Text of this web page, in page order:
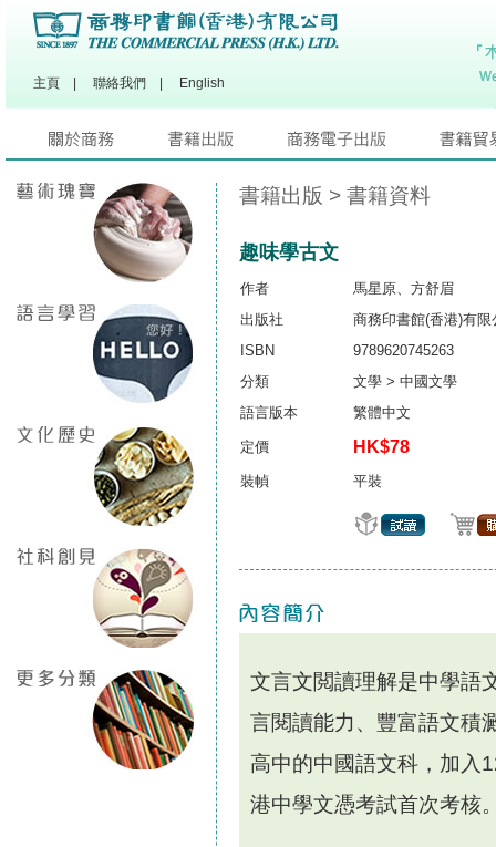
主頁 聯絡我們 English
書籍出版 > 書籍資料
趣味學古文
作者
馬星原、方舒眉
出版社
商務印書館(香港)有限
ISBN
9789620745263
分類
文學 > 中國文學
語言版本
繁體中文
定價 HK$78
裝幀 平裝
文言文閲讀理解是中學語
言閱讀能力、豐富語文積
高中的中國語文科，加入
港中學文憑考試首次考核